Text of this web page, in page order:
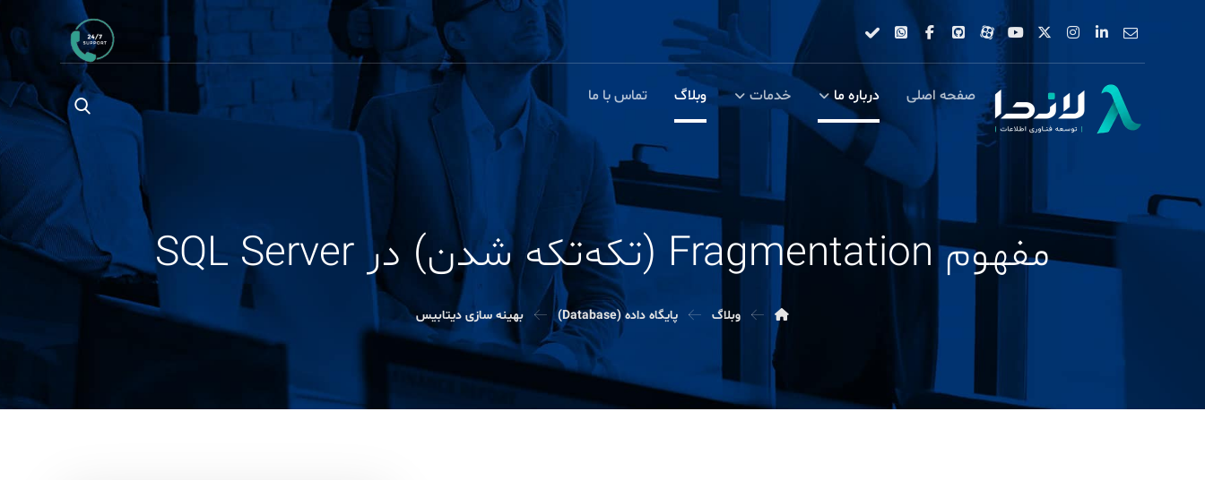
صفحه اصلی درباره ما خدمات وبلاگ تماس با ما
مفهوم Fragmentation (تکه‌تکه شدن) در SQL Server
وبلاگ پایگاه داده (Database) بهینه سازی دیتابیس